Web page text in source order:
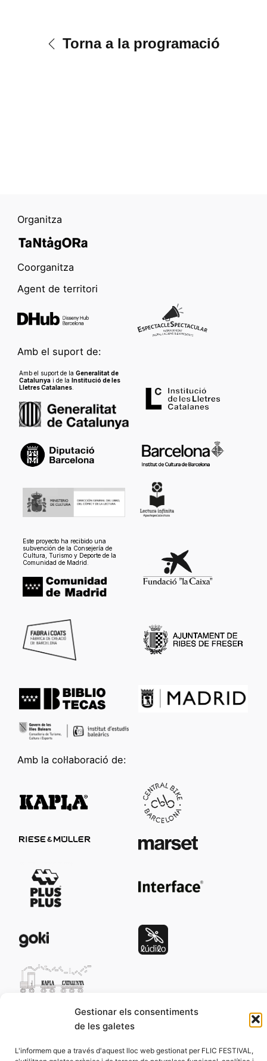
Gestionar els consentiments
de les galetes
L'informem que a través d'aquest lloc web gestionat per FLIC FESTIVAL,
Torna a la programació
Organitza
Coorganitza
Agent de territori
Amb el suport de:
Amb el suport de la Generalitat de
Catalunyai de la Institució de les
Lletres Catalanes.
Este proyecto ha recibido una
subvención de la Consejería de
Cultura, Turismo y Deporte de la
Comunidad de Madrid.
Amb la col·laboració de: